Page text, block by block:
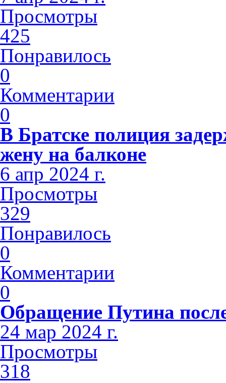
Просмотры
425
Понравилось
0
Комментарии
0
В Братске полиция
жену на балконе
6 апр 2024 г.
Просмотры
329
Понравилось
0
Комментарии
0
Обращение Путина
24 мар 2024 г.
Просмотры
318